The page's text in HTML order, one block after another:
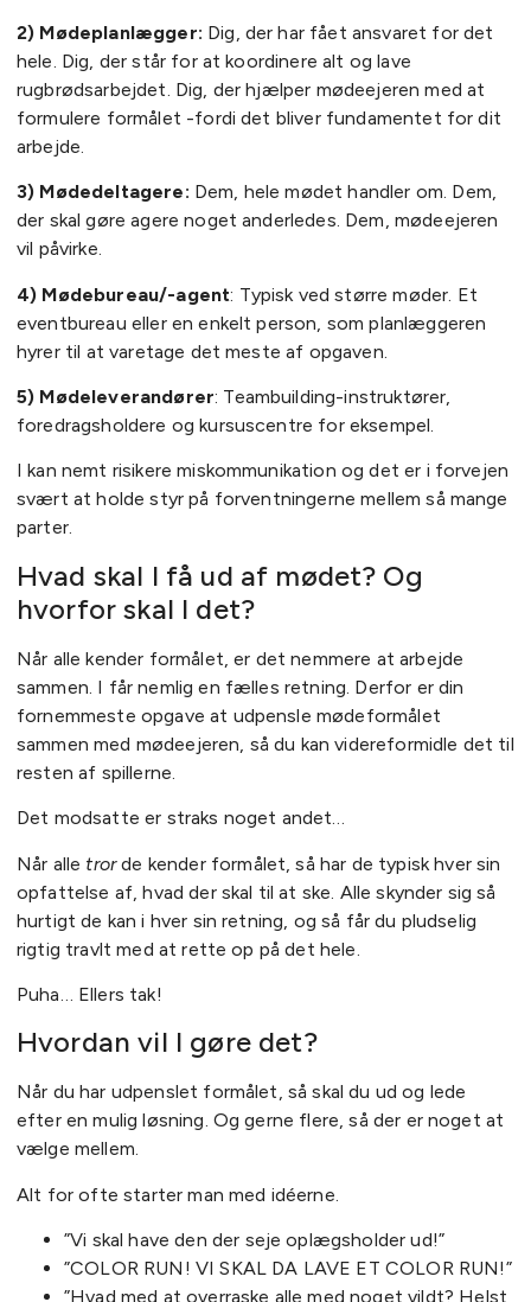
2) Mødeplanlægger: Dig, der har fået ansvaret for det
hele. Dig, der står for at koordinere alt og lave
rugbrødsarbejdet. Dig, der hjælper mødeejeren med at
formulere formålet -fordi det bliver fundamentet for dit
arbejde.
3) Mødedeltagere: Dem, hele mødet handler om. Dem,
der skal gøre agere noget anderledes. Dem, mødeejeren
vil påvirke.
4) Mødebureau/-agent: Typisk ved større møder. Et
eventbureau eller en enkelt person, som planlæggeren
hyrer til at varetage det meste af opgaven.
5) Mødeleverandører: Teambuilding-instruktører,
foredragsholdere og kursuscentre for eksempel.
I kan nemt risikere miskommunikation og det er i forvejen
svært at holde styr på forventningerne mellem så mange
parter.
Hvad skal I få ud af mødet? Og
hvorfor skal I det?
Når alle kender formålet, er det nemmere at arbejde
sammen. I får nemlig en fælles retning. Derfor er din
fornemmeste opgave at udpensle mødeformålet
sammen med mødeejeren, så du kan videreformidle det til
resten af spillerne.
Det modsatte er straks noget andet…
Når alle trorde kender formålet, så har de typisk hver sin
opfattelse af, hvad der skal til at ske. Alle skynder sig så
hurtigt de kan i hver sin retning, og så får du pludselig
rigtig travlt med at rette op på det hele.
Puha… Ellers tak!
Hvordan vil I gøre det?
Når du har udpenslet formålet, så skal du ud og lede
efter en mulig løsning. Og gerne flere, så der er noget at
vælge mellem.
Alt for ofte starter man med idéerne.
”Vi skal have den der seje oplægsholder ud!”
”COLOR RUN! VI SKAL DA LAVE ET COLOR RUN!”
”Hvad med at overraske alle med noget vildt? Helst